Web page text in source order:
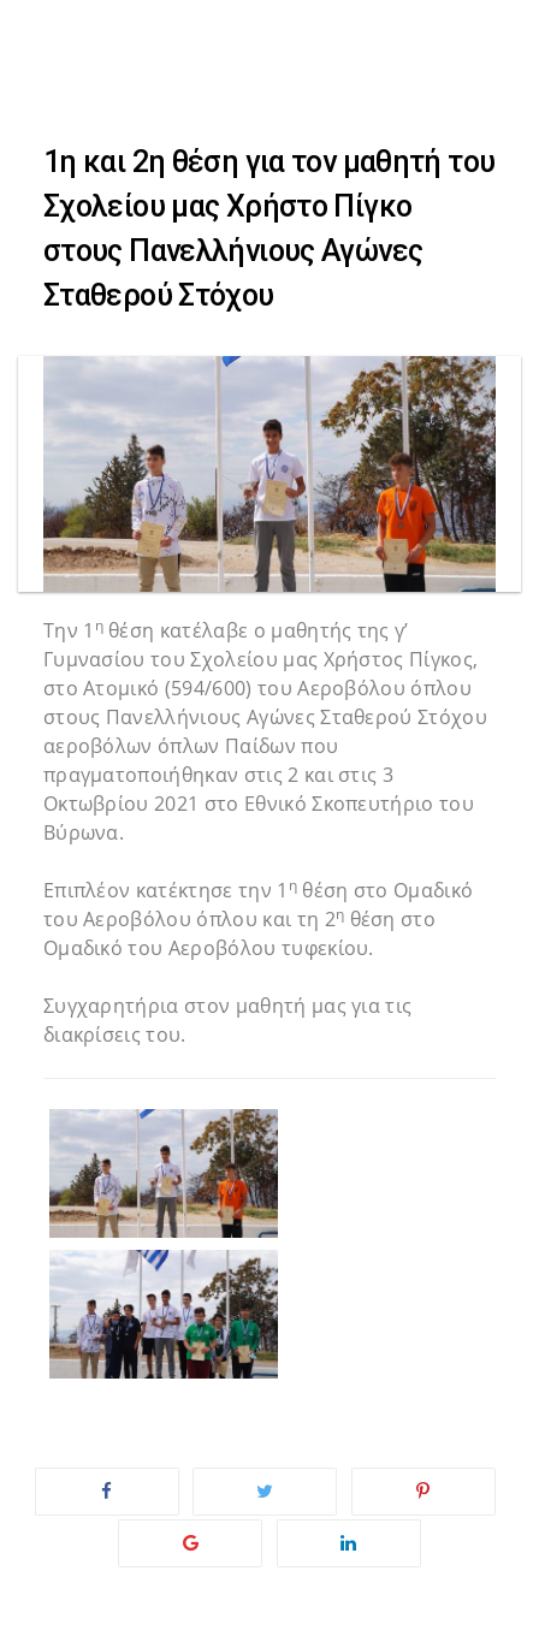
navigation
to
content
1η και 2η θέση για τον μαθητή του
Σχολείου μας Χρήστο Πίγκο
στους Πανελλήνιους Αγώνες
Σταθερού Στόχου
Την 1 ηθέση κατέλαβε ο μαθητής της γ’
Γυμνασίου του Σχολείου μας Χρήστος Πίγκος,
στο Ατομικό (594/600) του Αεροβόλου όπλου
στους Πανελλήνιους Αγώνες Σταθερού Στόχου
αεροβόλων όπλων Παίδων που
πραγματοποιήθηκαν στις 2 και στις 3
Οκτωβρίου 2021 στο Εθνικό Σκοπευτήριο του
Βύρωνα.
Επιπλέον κατέκτησε την 1 ηθέση στο Ομαδικό
του Αεροβόλου όπλου και τη 2η θέση στο
Ομαδικό του Αεροβόλου τυφεκίου.
Συγχαρητήρια στον μαθητή μας για τις
διακρίσεις του.